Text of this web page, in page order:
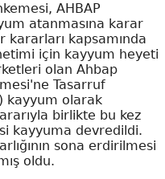
AHBAP
atanmasına karar
kararları kapsamında
için kayyum heyeti
olan Ahbap
Tasarruf
kayyum olarak
birlikte bu kez
kayyuma devredildi.
sona erdirilmesi
oldu.